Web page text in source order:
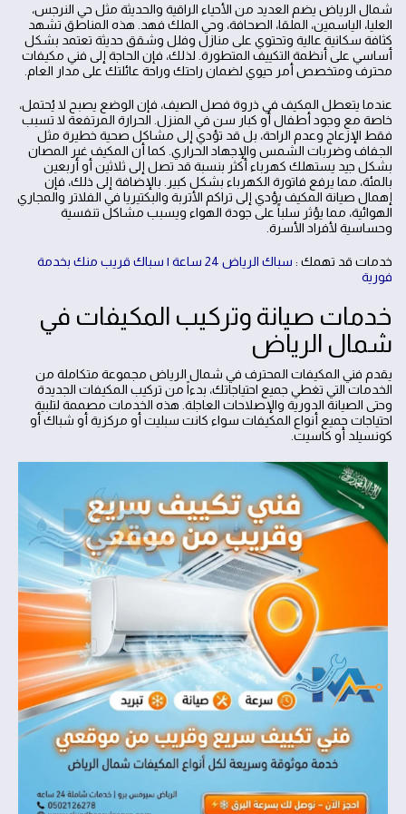
شمال الرياض يضم العديد من الأحياء الراقية والحديثة مثل حي النرجس،
العليا، الياسمين، الملقا، الصحافة، وحي الملك فهد. هذه المناطق تشهد
كثافة سكانية عالية وتحتوي على منازل وفلل وشقق حديثة تعتمد بشكل
أساسي على أنظمة التكييف المتطورة. لذلك، فإن الحاجة إلى فني مكيفات
محترف ومتخصص أمر حيوي لضمان راحتك وراحة عائلتك على مدار العام.
عندما يتعطل المكيف في ذروة فصل الصيف، فإن الوضع يصبح لا يُحتمل،
خاصة مع وجود أطفال أو كبار سن في المنزل. الحرارة المرتفعة لا تسبب
فقط الإزعاج وعدم الراحة، بل قد تؤدي إلى مشاكل صحية خطيرة مثل
الجفاف وضربات الشمس والإجهاد الحراري. كما أن المكيف غير المصان
بشكل جيد يستهلك كهرباء أكثر بنسبة قد تصل إلى ثلاثين أو أربعين
بالمئة، مما يرفع فاتورة الكهرباء بشكل كبير. بالإضافة إلى ذلك، فإن
إهمال صيانة المكيف يؤدي إلى تراكم الأتربة والبكتيريا في الفلاتر والمجاري
الهوائية، مما يؤثر سلباً على جودة الهواء ويسبب مشاكل تنفسية
وحساسية لأفراد الأسرة.
خدمات قد تهمك :
سباك الرياض 24 ساعة | سباك قريب منك بخدمة
فورية
خدمات صيانة وتركيب المكيفات في
شمال الرياض
يقدم فني المكيفات المحترف في شمال الرياض مجموعة متكاملة من
الخدمات التي تغطي جميع احتياجاتك، بدءاً من تركيب المكيفات الجديدة
وحتى الصيانة الدورية والإصلاحات العاجلة. هذه الخدمات مصممة لتلبية
احتياجات جميع أنواع المكيفات سواء كانت سبليت أو مركزية أو شباك أو
كونسيلد أو كاسيت.